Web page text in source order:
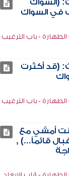
(السواك
في السواك
- باب الترغيب
(قد أكثرت
- باب الترغيب
أمشي مع
قائماً...) ,